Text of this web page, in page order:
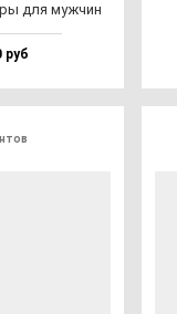
для муж­чин
руб